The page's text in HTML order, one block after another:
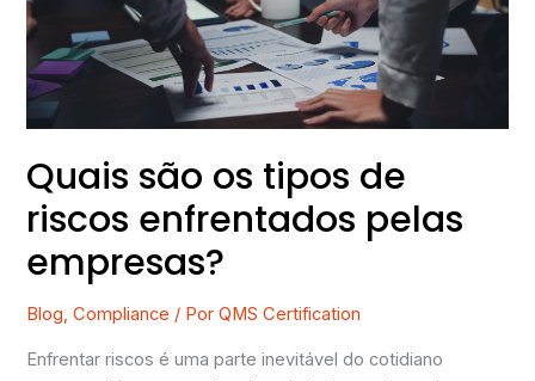
Quais são os tipos de
riscos enfrentados pelas
empresas?
Blog,Compliance / PorQMS Certification
Enfrentar riscos é uma parte inevitável do cotidiano
riscos
enfrentados
pelas
empresas?